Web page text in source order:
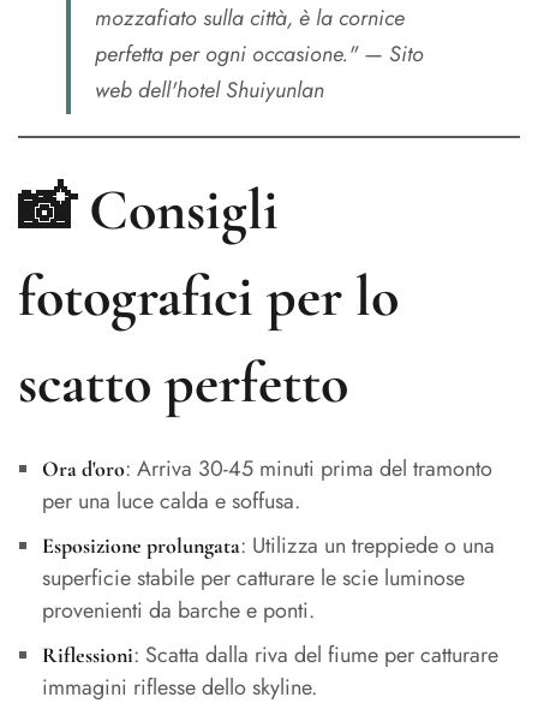
mozzafiato sulla città, è la cornice
perfetta per ogni occasione." — Sito
web dell'hotel Shuiyunlan
📸 Consigli
fotografici per lo
scatto perfetto
Ora d'oro: Arriva 30-45 minuti prima del tramonto
per una luce calda e soffusa.
Esposizione prolungata: Utilizza un treppiede o una
superficie stabile per catturare le scie luminose
provenienti da barche e ponti.
Riflessioni: Scatta dalla riva del fiume per catturare
immagini riflesse dello skyline.